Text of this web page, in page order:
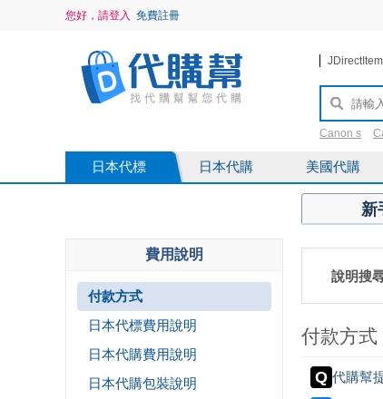
您好，請登入 免費註冊
Canon s
日本代標 日本代購 美國代購
新
費用說明
付款方式
日本代標費用說明
日本代購費用說明
日本代購包裝說明
說明搜
付款方式
代購幫